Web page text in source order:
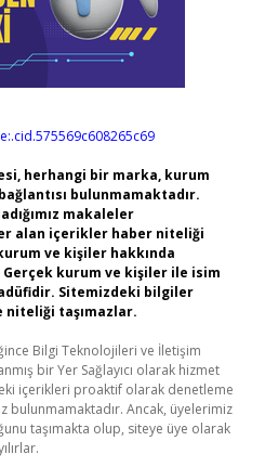
herhangi bir marka, kurum
bulunmamaktadır.
makaleler
alan içerikler haber niteliği
ve kişiler hakkında
Gerçek kurum ve kişiler ile isim
Sitemizdeki bilgiler
taşımazlar.
Bilgi Teknolojileri ve İletişim
bir Yer Sağlayıcı olarak hizmet
içerikleri proaktif olarak denetleme
bulunmamaktadır. Ancak, üyelerimiz
taşımakta olup, siteye üye olarak